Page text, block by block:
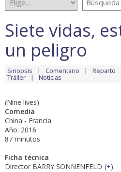
Siete vidas,
un peligro
Sinopsis Comentario Reparto
Tráiler Noticias
(Nine lives)
Comedia
China - Francia
Año: 2016
87 minutos
Ficha técnica
Director BARRY SONNENFELD (+)